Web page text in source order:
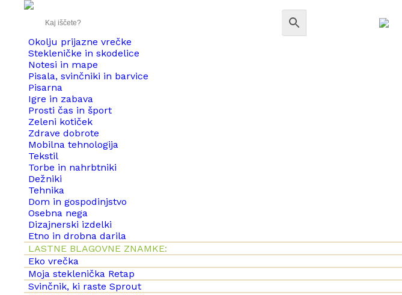
Okolju prijazne vrečke
Stekleničke in skodelice
Notesi in mape
Pisala, svinčniki in barvice
Pisarna
Igre in zabava
Prosti čas in šport
Zeleni kotiček
Zdrave dobrote
Mobilna tehnologija
Tekstil
Torbe in nahrbtniki
Dežniki
Tehnika
Dom in gospodinjstvo
Osebna nega
Dizajnerski izdelki
Etno in drobna darila
LASTNE BLAGOVNE ZNAMKE:
Eko vrečka
Moja steklenička Retap
Svinčnik, ki raste Sprout